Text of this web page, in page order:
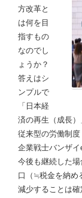
方改革と
は何を目
指すもの
なのでし
ょうか？
答えはシ
ンプルで
「日本経
済の再生（成長）
従来型の労働制度
企業戦士バンザ
今後も継続した
口（≒税金を納め
減少することは確